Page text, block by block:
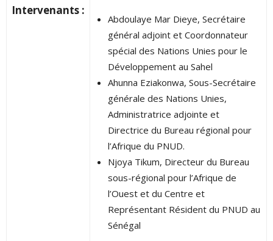
Intervenants :
Abdoulaye Mar Dieye, Secrétaire
général adjoint et Coordonnateur
spécial des Nations Unies pour le
Développement au Sahel
Ahunna Eziakonwa, Sous-Secrétaire
générale des Nations Unies,
Administratrice adjointe et
Directrice du Bureau régional pour
l’Afrique du PNUD.
Njoya Tikum, Directeur du Bureau
sous-régional pour l’Afrique de
l’Ouest et du Centre et
Représentant Résident du PNUD au
Sénégal